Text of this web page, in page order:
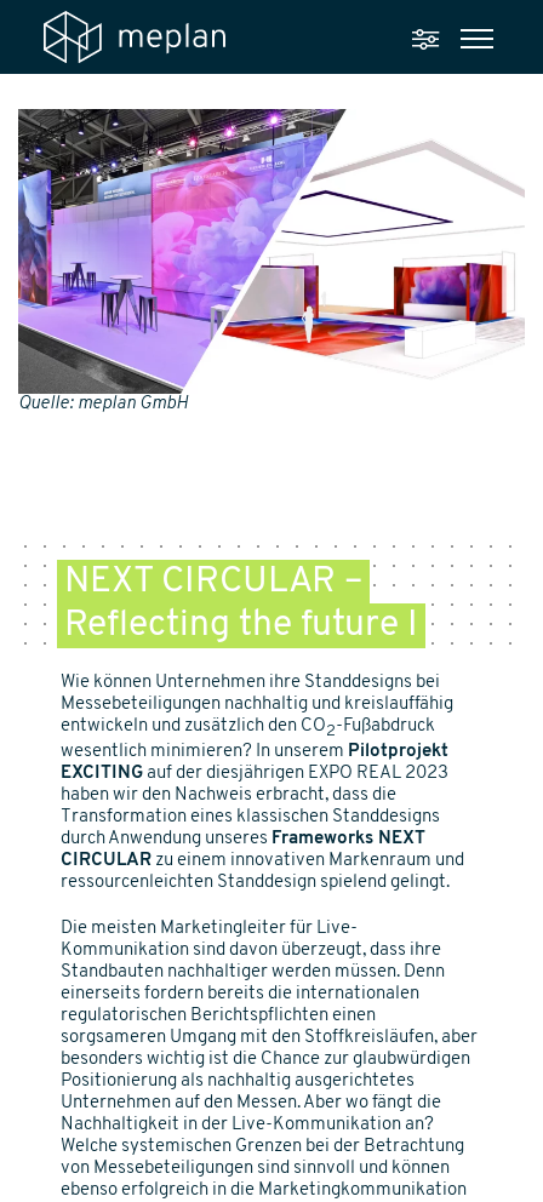
Quelle: meplan GmbH
NEXT CIRCULAR –
Reflecting the future I
Wie können Unternehmen ihre Standdesigns bei
Messebeteiligungen nachhaltig und kreislauffähig
entwickeln und zusätzlich den CO2-Fußabdruck
wesentlich minimieren? In unserem Pilotprojekt
EXCITING auf der diesjährigen EXPO REAL 2023
haben wir den Nachweis erbracht, dass die
Transformation eines klassischen Standdesigns
durch Anwendung unseres Frameworks NEXT
CIRCULAR zu einem innovativen Markenraum und
ressourcenleichten Standdesign spielend gelingt.
Die meisten Marketingleiter für Live-
Kommunikation sind davon überzeugt, dass ihre
Standbauten nachhaltiger werden müssen. Denn
einerseits fordern bereits die internationalen
regulatorischen Berichtspflichten einen
sorgsameren Umgang mit den Stoffkreisläufen, aber
besonders wichtig ist die Chance zur glaubwürdigen
Positionierung als nachhaltig ausgerichtetes
Unternehmen auf den Messen. Aber wo fängt die
Nachhaltigkeit in der Live-Kommunikation an?
Welche systemischen Grenzen bei der Betrachtung
von Messebeteiligungen sind sinnvoll und können
ebenso erfolgreich in die Marketingkommunikation